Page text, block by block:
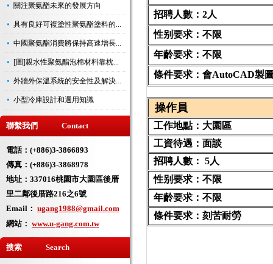
關注聚氨酯未來的發展方向
具有良好可複塗性聚氨酯塗料的...
中國聚氨酯消費將保持高速增長...
[圖]親水性聚氨酯泡棉材料靠枕...
外牆外保溫系統的安全性及解決...
小型冷庫設計和選用知識
聯繫我們 Contact
電話：(+886)3-3866893
傳真：(+886)3-3868978
地址： 337016桃園市大園區後厝
里二鄰後厝路216之6號
Email： ugang1988@gmail.com
網站： www.u-gang.com.tw
搜索 Search
招聘人數： 2人
性别要求： 不限
年齡要求： 不限
條件要求：會AutoCAD製
操作員
工作地點： 大園區
工資待遇： 面談
招聘人數： 5人
性别要求： 不限
年齡要求： 不限
條件要求：刻苦耐勞